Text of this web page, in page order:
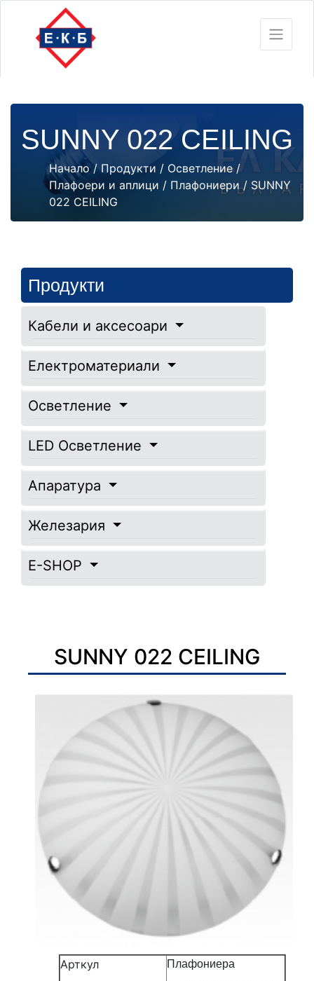
SUNNY 022 CEILING
Начало/Продукти / Осветление/
Плафоери и аплици / Плафониери/ SUNNY
022 CEILING
Продукти
Кабели и аксесоари
Електроматериали
Осветление
LED Осветление
Апаратура
Железария
E-SHOP
SUNNY 022 CEILING
Арткул
Плафониера